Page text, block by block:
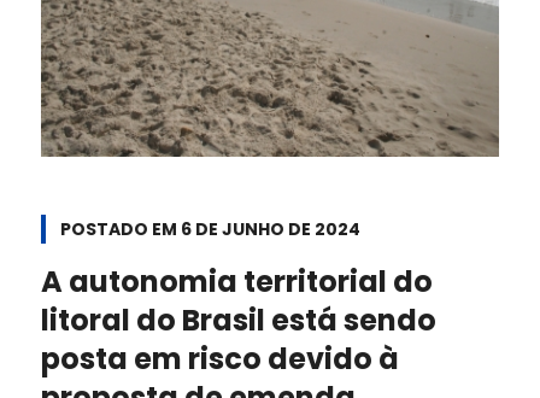
POSTADO EM 6 DE JUNHO DE 2024
A autonomia territorial do
litoral do Brasil está sendo
posta em risco devido à